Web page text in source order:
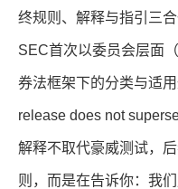
终规则、解释与指引三
SEC首次以委员会层面
券法框架下的分类与适
release does not
解释不取代豪威测试，
则，而是在告诉你：我